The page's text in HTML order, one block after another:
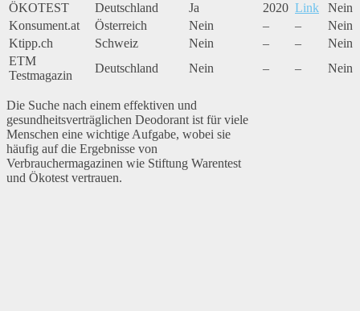
ÖKOTEST
Deutschland Ja 2020 Link
Nein
Konsument.at
Österreich Nein – –
Nein
Ktipp.ch
Schweiz Nein – –
Nein
ETM
Testmagazin
Deutschland Nein – – Nein
Die Suche nach einem effektiven und
gesundheitsverträglichen Deodorant ist für viele
Menschen eine wichtige Aufgabe, wobei sie
häufig auf die Ergebnisse von
Verbrauchermagazinen wie Stiftung Warentest
und Ökotest vertrauen.